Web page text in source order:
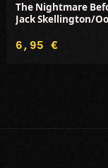
The Nightmare
Jack Skellington/
6,95 €